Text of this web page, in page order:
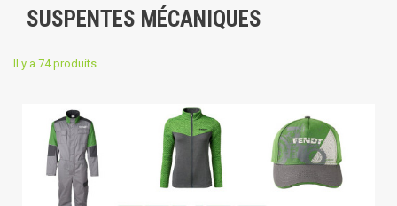
SUSPENTES MÉCANIQUES
Il y a 74 produits.